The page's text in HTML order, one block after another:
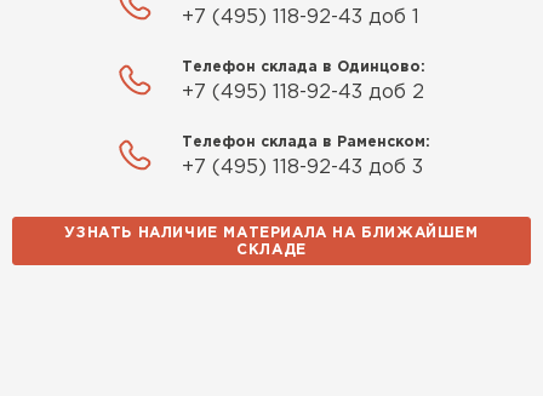
+7 (495) 118-92-43 доб 1
Телефон склада в Одинцово:
+7 (495) 118-92-43 доб 2
Телефон склада в Раменском:
+7 (495) 118-92-43 доб 3
УЗНАТЬ НАЛИЧИЕ МАТЕРИАЛА НА БЛИЖАЙШЕМ
СКЛАДЕ
Утеплитель Технониколь
ПЕРЕЙТИ